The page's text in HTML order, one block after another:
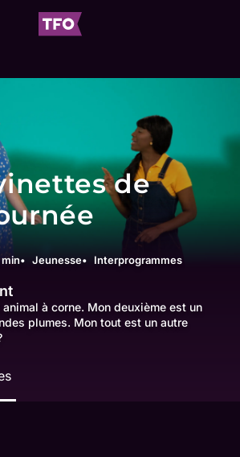
de
min Jeunesse Interprogrammes
à corne. Mon deuxième est un
plumes. Mon tout est un autre